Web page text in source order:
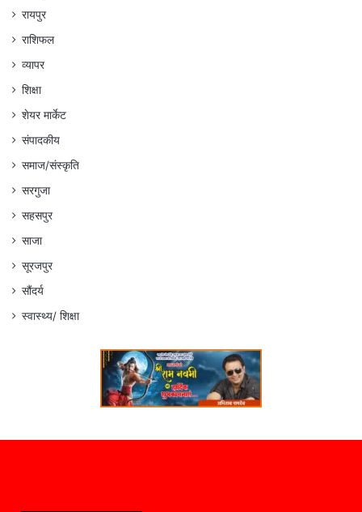
रायपुर
राशिफल
व्यापर
शिक्षा
शेयर मार्केट
संपादकीय
समाज/संस्कृति
सरगुजा
सहसपुर
साजा
सूरजपुर
सौंदर्य
स्वास्थ्य/ शिक्षा